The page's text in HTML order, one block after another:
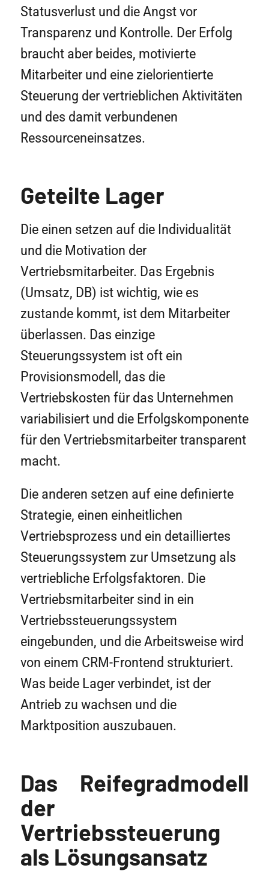
Statusverlust und die Angst vor
Transparenz und Kontrolle. Der Erfolg
braucht aber beides, motivierte
Mitarbeiter und eine zielorientierte
Steuerung der vertrieblichen Aktivitäten
und des damit verbundenen
Ressourceneinsatzes.
Geteilte Lager
Die einen setzen auf die Individualität
und die Motivation der
Vertriebsmitarbeiter. Das Ergebnis
(Umsatz, DB) ist wichtig, wie es
zustande kommt, ist dem Mitarbeiter
überlassen. Das einzige
Steuerungssystem ist oft ein
Provisionsmodell, das die
Vertriebskosten für das Unternehmen
variabilisiert und die Erfolgskomponente
für den Vertriebsmitarbeiter transparent
macht.
Die anderen setzen auf eine definierte
Strategie, einen einheitlichen
Vertriebsprozess und ein detailliertes
Steuerungssystem zur Umsetzung als
vertriebliche Erfolgsfaktoren. Die
Vertriebsmitarbeiter sind in ein
Vertriebssteuerungssystem
eingebunden, und die Arbeitsweise wird
von einem CRM-Frontend strukturiert.
Was beide Lager verbindet, ist der
Antrieb zu wachsen und die
Marktposition auszubauen.
Das Reifegradmodell
der
Vertriebssteuerung
als Lösungsansatz